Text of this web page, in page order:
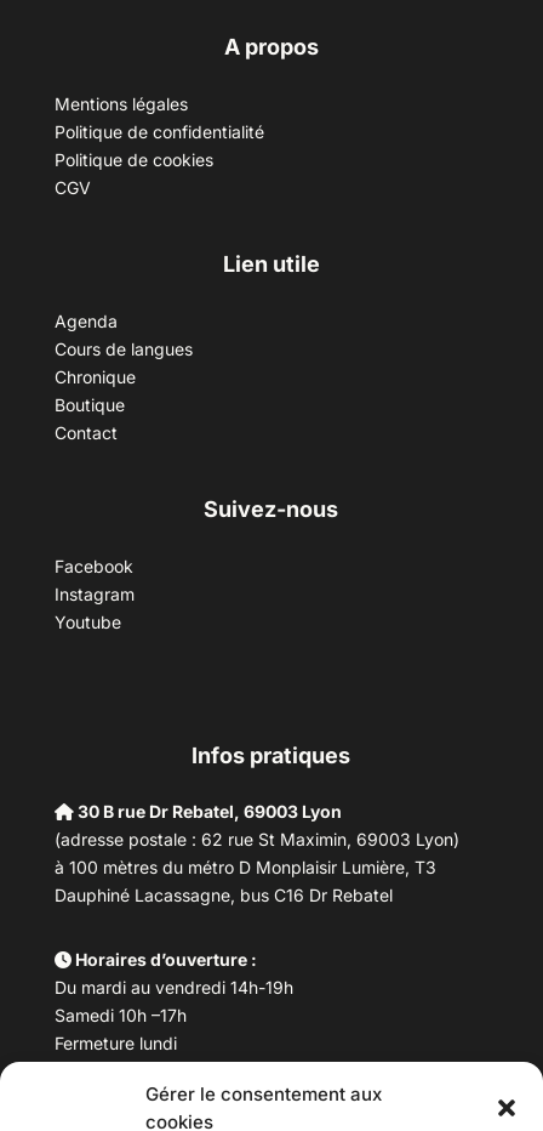
Gérer le consentement aux
cookies
A propos
Mentions légales
Politique de confidentialité
Politique de cookies
CGV
Lien utile
Agenda
Cours de langues
Chronique
Boutique
Contact
Suivez-nous
Facebook
Instagram
Youtube
Infos pratiques
30 B rue Dr Rebatel, 69003 Lyon
(adresse postale : 62 rue St Maximin, 69003 Lyon)
à 100 mètres du métro D Monplaisir Lumière, T3
Dauphiné Lacassagne, bus C16 Dr Rebatel
Horaires d’ouverture :
Du mardi au vendredi 14h-19h
Samedi 10h –17h
Fermeture lundi
Téléphone : 04 78 53 06 40